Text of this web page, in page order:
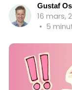
Gustaf
16 mars,
• 5